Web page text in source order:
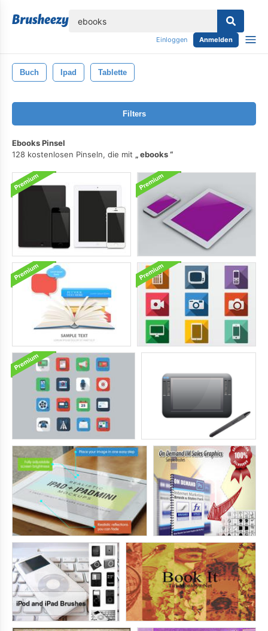
Einloggen Anmelden
Buch Ipad Tablette
Filters
Ebooks Pinsel
128 kostenlosen Pinseln, die mit
ebooks